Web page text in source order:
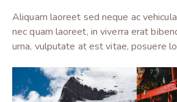
Aliquam laoreet sed neque ac
nec quam laoreet, in viverra erat
urna, vulputate at est vitae, posuere